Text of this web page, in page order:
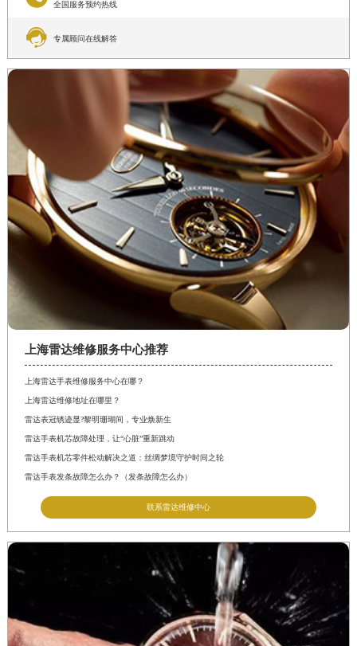
全国服务预约热线
 专属顾问在线解答
上海雷达维修服务中心推荐
上海雷达手表维修服务中心在哪？
上海雷达维修地址在哪里？
雷达表冠锈迹显?黎明珊瑚间，专业焕新生
雷达手表机芯故障处理，让“心脏”重新跳动
雷达手表机芯零件松动解决之道：丝绸梦境守护时间之轮
雷达手表发条故障怎么办？（发条故障怎么办）
联系雷达维修中心